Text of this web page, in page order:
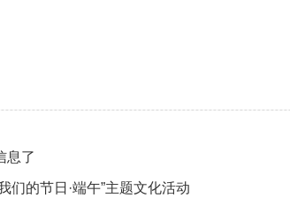
息了
们的节日·端午”主题文化活动